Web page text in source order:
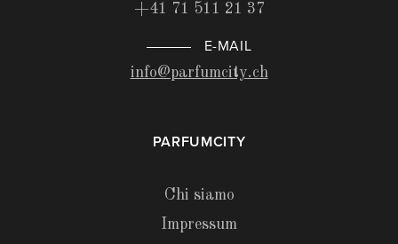
+41 71 511 21 37
E-MAIL
info@parfumcity.ch
PARFUMCITY
Chi siamo
Impressum